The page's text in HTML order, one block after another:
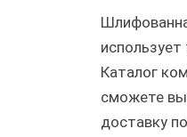
Каталог
сможете
доставку